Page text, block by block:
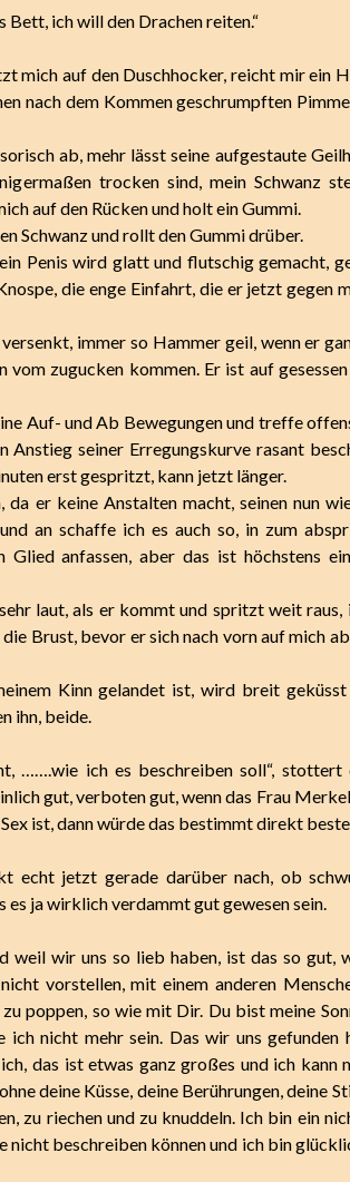
Bett, ich will den Drachen reiten.“
mich auf den Duschhocker, reicht mir ein
nach dem Kommen geschrumpften
ab, mehr lässt seine aufgestaute
trocken sind, mein Schwanz
auf den Rücken und holt ein Gummi.
Schwanz und rollt den Gummi drüber.
Penis wird glatt und flutschig gemacht,
die enge Einfahrt, die er jetzt gegen
immer so Hammer geil, wenn er
vom zugucken kommen. Er ist auf
Auf- und Ab Bewegungen und treffe
Anstieg seiner Erregungskurve rasant
erst gespritzt, kann jetzt länger.
da er keine Anstalten macht, seinen nun
an schaffe ich es auch so, in zum
Glied anfassen, aber das ist höchstens
laut, als er kommt und spritzt weit raus,
Brust, bevor er sich nach vorn auf mich
Kinn gelandet ist, wird breit
ihn, beide.
…….wie ich es beschreiben soll“, stottert
gut, verboten gut, wenn das Frau
ist, dann würde das bestimmt direkt
echt jetzt gerade darüber nach, ob
ja wirklich verdammt gut gewesen sein.
weil wir uns so lieb haben, ist das so gut,
vorstellen, mit einem anderen
poppen, so wie mit Dir. Du bist meine
ich nicht mehr sein. Das wir uns gefunden
das ist etwas ganz großes und ich kann
deine Küsse, deine Berührungen, deine
zu riechen und zu knuddeln. Ich bin ein
nicht beschreiben können und ich bin